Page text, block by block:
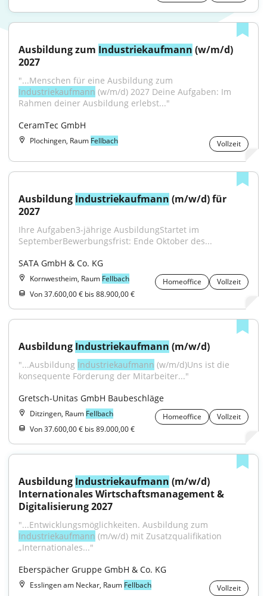
Ausbildung zum Industriekaufmann (w/m/d)
2027
Industriekaufmann (w/m/d) 2027 Deine Aufgaben: Im
Rahmen deiner Ausbildung erlebst..."
CeramTec GmbH
Plochingen, Raum Fellbach Vollzeit
Ausbildung Industriekaufmann (m/w/d) für
2027
Ihre Aufgaben3-jährige AusbildungStartet im
SeptemberBewerbungsfrist: Ende Oktober des...
SATA GmbH & Co. KG
Kornwestheim, Raum Fellbach Homeoffice
Vollzeit
Von 37.600,00 € bis 88.900,00 €
Ausbildung Industriekaufmann (m/w/d)
"...Ausbildung Industriekaufmann (w/m/d)Uns ist die
konsequente Förderung der Mitarbeiter..."
Gretsch-Unitas GmbH Baubeschläge
Ditzingen, Raum Fellbach Homeoffice
Vollzeit
Von 37.600,00 € bis 89.000,00 €
Ausbildung Industriekaufmann (m/w/d)
Internationales Wirtschaftsmanagement &
Digitalisierung 2027
Industriekaufmann (m/w/d) mit Zusatzqualifikation
„Internationales..."
Eberspächer Gruppe GmbH & Co. KG
Esslingen am Neckar, Raum Fellbach Vollzeit